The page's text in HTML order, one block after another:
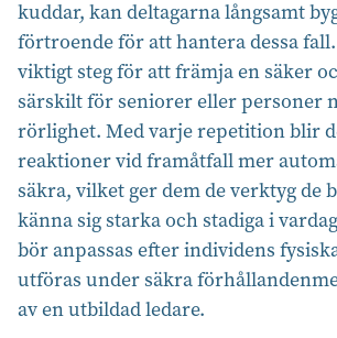
kuddar, kan deltagarna långsamt
förtroende för att hantera dessa
viktigt steg för att främja en säker
särskilt för seniorer eller personer
rörlighet. Med varje repetition blir
reaktioner vid framåtfall mer
säkra, vilket ger dem de verktyg de
känna sig starka och stadiga i
bör anpassas efter individens
utföras under säkra
av en utbildad ledare.